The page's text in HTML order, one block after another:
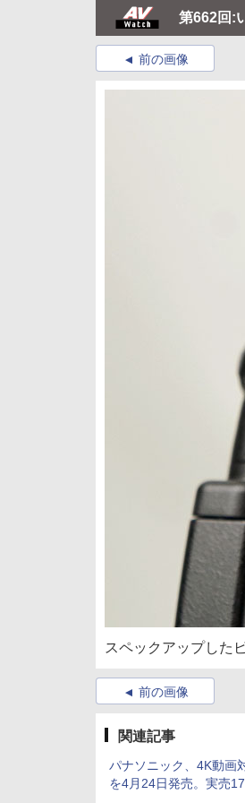
第662回:
前の画像
スペックアップした
前の画像
関連記事
パナソニック、4K動画
を4月24日発売。実売